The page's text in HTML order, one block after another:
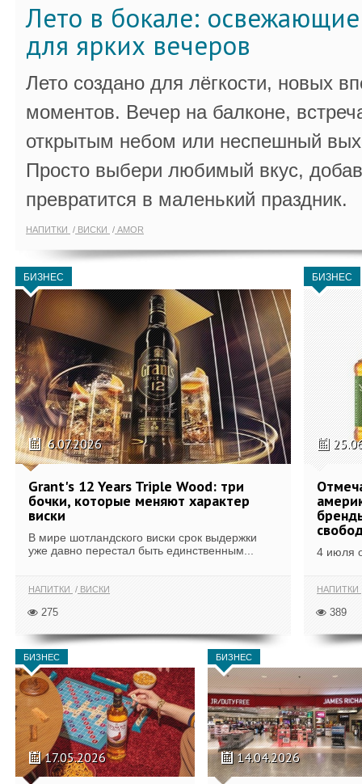
Лето в бокале:
для ярких вечеров
Лето создано для лёгкости, новых
моментов. Вечер на балконе,
открытым небом или неспешный
Просто выбери любимый вкус,
превратится в маленький праздник.
НАПИТКИ ВИСКИ AMOR
БИЗНЕС
6.07.2026
Grant's 12 Years Triple Wood: три
бочки, которые меняют характер
виски
В мире шотландского виски срок выдержки
уже давно перестал быть единственным...
НАПИТКИ ВИСКИ
275
БИЗНЕС
4 июля
НАПИТКИ
389
БИЗНЕС
17.05.2026
БИЗНЕС
14.04.2026